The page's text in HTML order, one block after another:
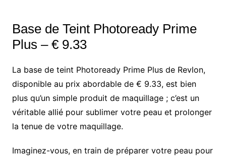
Base de Teint Photoready Prime
Plus – € 9.33
La base de teint Photoready Prime Plus de Revlon,
disponible au prix abordable de € 9.33, est bien
plus qu’un simple produit de maquillage ; c’est un
véritable allié pour sublimer votre peau et prolonger
la tenue de votre maquillage.
Imaginez-vous, en train de préparer votre peau pour